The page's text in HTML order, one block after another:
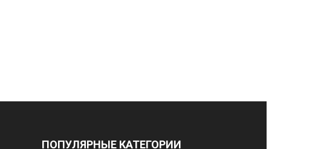
ПОПУЛЯРНЫЕ КАТЕГОРИИ